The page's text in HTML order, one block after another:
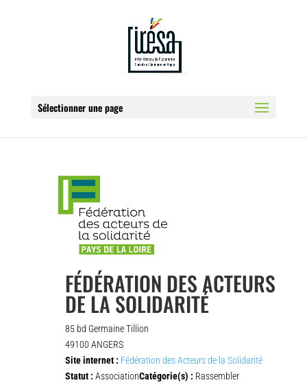
Sélectionner une page
FÉDÉRATION DES ACTEURS
DE LA SOLIDARITÉ
85 bd Germaine Tillion
49100 ANGERS
Site internet : Fédération des Acteurs de la Solidarité
Statut : AssociationCatégorie(s) : Rassembler